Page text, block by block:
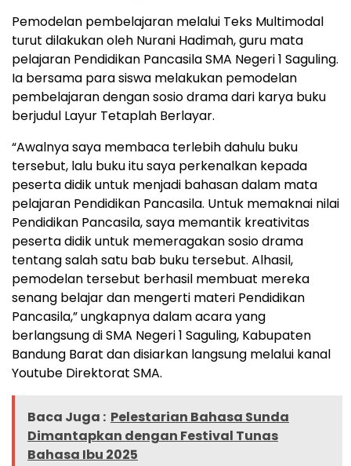
Pemodelan pembelajaran melalui Teks Multimodal
turut dilakukan oleh Nurani Hadimah, guru mata
pelajaran Pendidikan Pancasila SMA Negeri 1 Saguling.
Ia bersama para siswa melakukan pemodelan
pembelajaran dengan sosio drama dari karya buku
berjudul Layur Tetaplah Berlayar.
“Awalnya saya membaca terlebih dahulu buku
tersebut, lalu buku itu saya perkenalkan kepada
peserta didik untuk menjadi bahasan dalam mata
pelajaran Pendidikan Pancasila. Untuk memaknai nilai
Pendidikan Pancasila, saya memantik kreativitas
peserta didik untuk memeragakan sosio drama
tentang salah satu bab buku tersebut. Alhasil,
pemodelan tersebut berhasil membuat mereka
senang belajar dan mengerti materi Pendidikan
Pancasila,” ungkapnya dalam acara yang
berlangsung di SMA Negeri 1 Saguling, Kabupaten
Bandung Barat dan disiarkan langsung melalui kanal
Youtube Direktorat SMA.
Baca Juga : Pelestarian Bahasa Sunda
Dimantapkan dengan Festival Tunas
Bahasa Ibu 2025